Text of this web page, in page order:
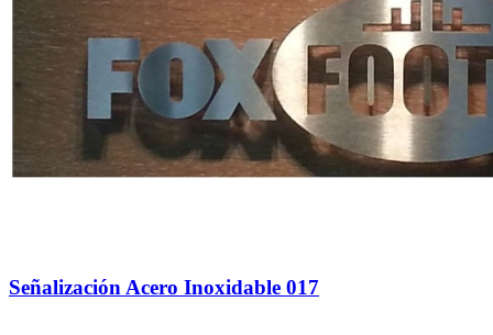
Señalización Acero Inoxidable 017